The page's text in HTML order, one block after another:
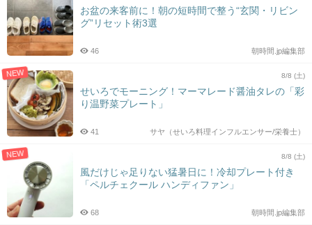
お盆の来客前に！朝の短時間で整う“玄関・リビン
グ”リセット術3選
朝時間.jp編集部
46
NEW 8/8 (土)
せいろでモーニング！マーマレード醤油タレの「彩
り温野菜プレート」
サヤ（せいろ料理インフルエンサー/栄養士）
41
NEW 8/8 (土)
風だけじゃ足りない猛暑日に！冷却プレート付き
「ペルチェクール ハンディファン」
朝時間.jp編集部
68